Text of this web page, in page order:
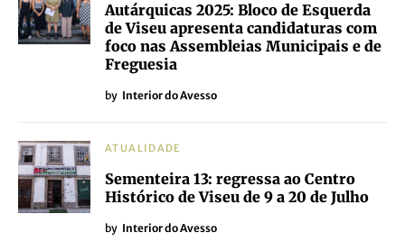
Autárquicas 2025: Bloco de Esquerda
de Viseu apresenta candidaturas com
foco nas Assembleias Municipais e de
Freguesia
by Interior do Avesso
ATUALIDADE
Sementeira 13: regressa ao Centro
Histórico de Viseu de 9 a 20 de Julho
by Interior do Avesso